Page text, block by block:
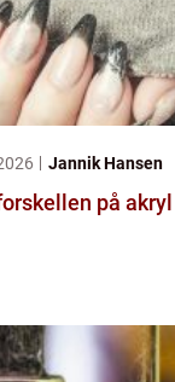
Jannik Hansen
på